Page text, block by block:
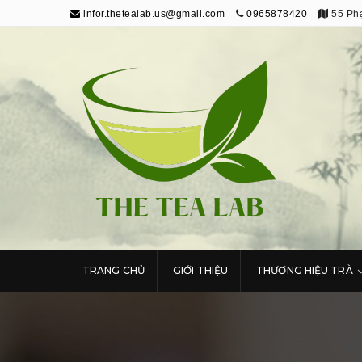
infor.thetealab.us@gmail.com 0965878420 55
The Tea Lab
Trang Thông Tin Về Trà
TRANG CHỦ GIỚI THIỆU THƯƠNG HIỆU TRÀ